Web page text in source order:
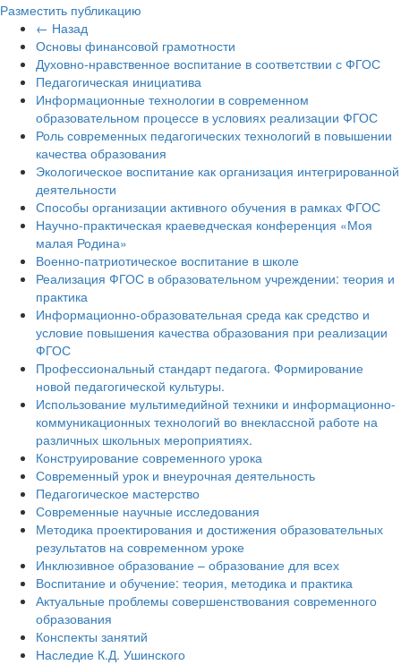
Разместить публикацию
← Назад
Основы финансовой грамотности
Духовно-нравственное воспитание в соответствии с ФГОС
Педагогическая инициатива
Информационные технологии в современном
образовательном процессе в условиях реализации ФГОС
Роль современных педагогических технологий в повышении
качества образования
Экологическое воспитание как организация интегрированной
деятельности
Способы организации активного обучения в рамках ФГОС
Научно-практическая краеведческая конференция «Моя
малая Родина»
Военно-патриотическое воспитание в школе
Реализация ФГОС в образовательном учреждении: теория и
практика
Информационно-образовательная среда как средство и
условие повышения качества образования при реализации
ФГОС
Профессиональный стандарт педагога. Формирование
новой педагогической культуры.
Использование мультимедийной техники и информационно-
коммуникационных технологий во внеклассной работе на
различных школьных мероприятиях.
Конструирование современного урока
Современный урок и внеурочная деятельность
Педагогическое мастерство
Современные научные исследования
Методика проектирования и достижения образовательных
результатов на современном уроке
Инклюзивное образование – образование для всех
Воспитание и обучение: теория, методика и практика
Актуальные проблемы совершенствования современного
образования
Конспекты занятий
Наследие К.Д. Ушинского